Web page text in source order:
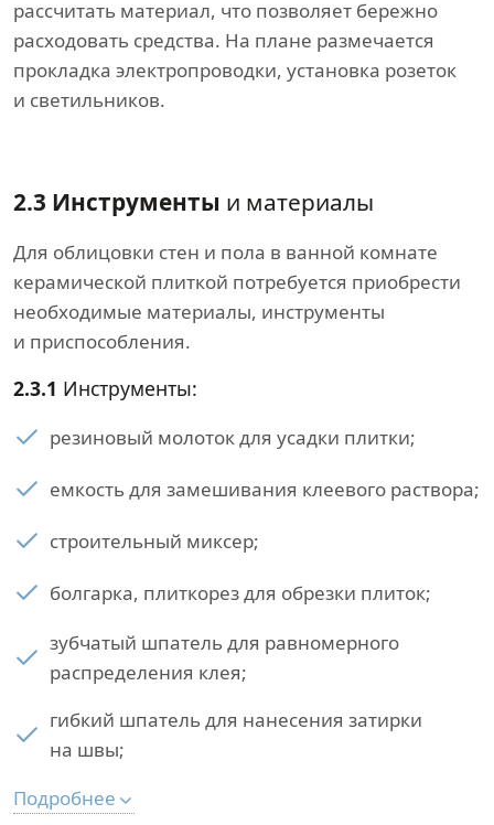
рассчитать материал, что позволяет бережно
расходовать средства. На плане размечается
прокладка электропроводки, установка розеток
и светильников.
2.3 Инструменты и материалы
Для облицовки стен и пола в ванной комнате
керамической плиткой потребуется приобрести
необходимые материалы, инструменты
и приспособления.
2.3.1 Инструменты:
резиновый молоток для усадки плитки;
емкость для замешивания клеевого раствора;
строительный миксер;
болгарка, плиткорез для обрезки плиток;
зубчатый шпатель для равномерного
распределения клея;
гибкий шпатель для нанесения затирки
на швы;
Подробнее